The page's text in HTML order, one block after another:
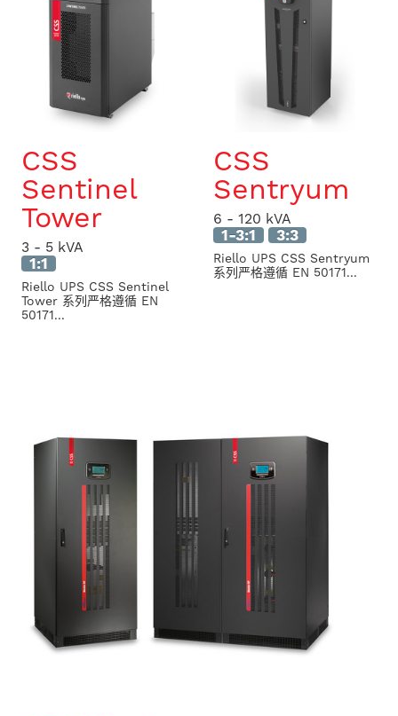
CSS
Sentinel
Tower
3 - 5 kVA
1:1
Riello UPS CSS Sentinel
Tower 系列严格遵循 EN
50171...
CSS
Sentryum
6 - 120 kVA
1-3:1 3:3
Riello UPS CSS Sentryum
系列严格遵循 EN 50171...